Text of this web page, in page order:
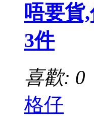
唔要貨,
3件
喜歡:
格仔